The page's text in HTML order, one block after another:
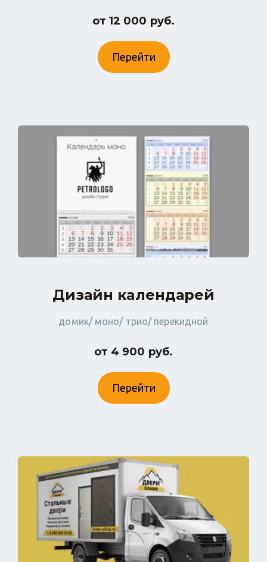
от 12 000 руб.
Перейти
Дизайн календарей
домик/ моно/ трио/ перекидной
от 4 900 руб.
Перейти